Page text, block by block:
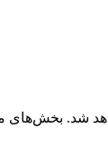
شد. بخش‌های